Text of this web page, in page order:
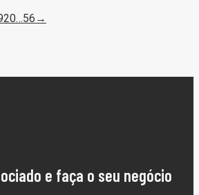
20…56 →
e faça o seu negócio